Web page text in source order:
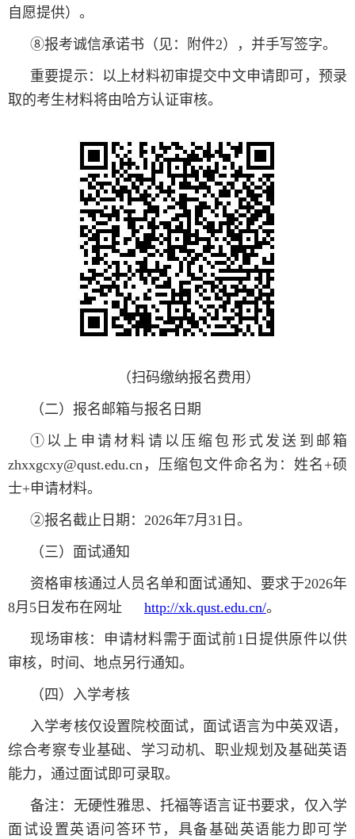
自愿提供）。
⑧报考诚信承诺书（见：附件2），并手写签字。
重要提示：以上材料初审提交中文申请即可，预录
取的考生材料将由哈方认证审核。
（扫码缴纳报名费用）
（二）报名邮箱与报名日期
①以上申请材料请以压缩包形式发送到邮箱
zhxxgcxy@qust.edu.cn，压缩包文件命名为：姓名+硕
士+申请材料。
②报名截止日期：2026年7月31日。
（三）面试通知
资格审核通过人员名单和面试通知、要求于2026年
8月5日发布在网址
http://xk.qust.edu.cn/。
现场审核：申请材料需于面试前1日提供原件以供
审核，时间、地点另行通知。
（四）入学考核
入学考核仅设置院校面试，面试语言为中英双语，
综合考察专业基础、学习动机、职业规划及基础英语
能力，通过面试即可录取。
备注：无硬性雅思、托福等语言证书要求，仅入学
面试设置英语问答环节，具备基础英语能力即可学